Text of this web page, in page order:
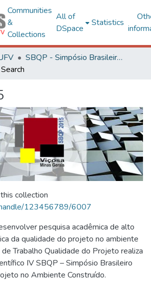
Communities
&
Collections
All of
DSpace
Statistics
SBQP - Simpósio Brasileiro de Qualidade do Projeto no Ambiente Construído
Search
collection
123456789/6007
pesquisa acadêmica de alto
da qualidade do projeto no ambiente
Trabalho Qualidade do Projeto realiza
IV SBQP – Simpósio Brasileiro
no Ambiente Construído.